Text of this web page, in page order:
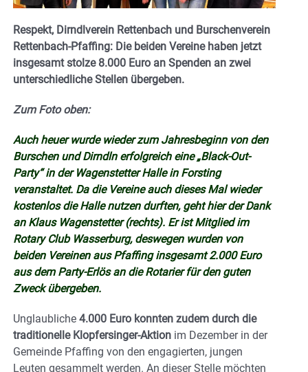
Respekt, Dirndlverein Rettenbach und Burschenverein
Rettenbach-Pfaffing: Die beiden Vereine haben jetzt
insgesamt stolze 8.000 Euro an Spenden an zwei
unterschiedliche Stellen übergeben.
Zum Foto oben:
Auch heuer wurde wieder zum Jahresbeginn von den
Burschen und Dirndln erfolgreich eine „Black-Out-
Party“ in der Wagenstetter Halle in Forsting
veranstaltet. Da die Vereine auch dieses Mal wieder
kostenlos die Halle nutzen durften, geht hier der Dank
an Klaus Wagenstetter (rechts). Er ist Mitglied im
Rotary Club Wasserburg, deswegen wurden von
beiden Vereinen aus Pfaffing insgesamt 2.000 Euro
aus dem Party-Erlös an die Rotarier für den guten
Zweck übergeben.
Unglaubliche 4.000 Euro konnten zudem durch die
traditionelle Klopfersinger-Aktion im Dezember in der
Gemeinde Pfaffing von den engagierten, jungen
Leuten gesammelt werden. An dieser Stelle möchten